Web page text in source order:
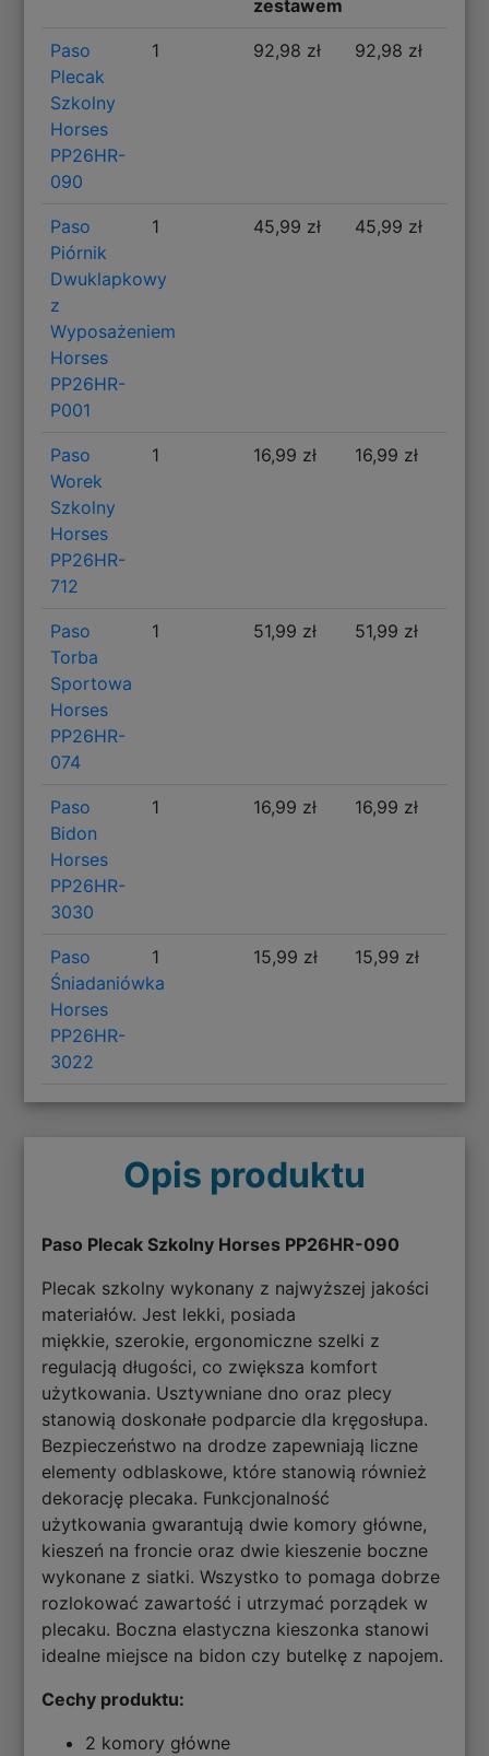
zestawem
Paso
Plecak
Szkolny
Horses
PP26HR-
090
1 92,98 zł 92,98 zł
Paso
Piórnik
Dwuklapkowy
z
Wyposażeniem
Horses
PP26HR-
P001
1 45,99 zł 45,99 zł
Paso
Worek
Szkolny
Horses
PP26HR-
712
1 16,99 zł 16,99 zł
Paso
Torba
Sportowa
Horses
PP26HR-
074
1 51,99 zł 51,99 zł
Paso
Bidon
Horses
PP26HR-
3030
1 16,99 zł 16,99 zł
Paso
Śniadaniówka
Horses
PP26HR-
3022
1 15,99 zł 15,99 zł
Opis produktu
Paso Plecak Szkolny Horses PP26HR-090
Plecak szkolny wykonany z najwyższej jakości
materiałów. Jest lekki, posiada
miękkie, szerokie, ergonomiczne szelki z
regulacją długości, co zwiększa komfort
użytkowania. Usztywniane dno oraz plecy
stanowią doskonałe podparcie dla kręgosłupa.
Bezpieczeństwo na drodze zapewniają liczne
elementy odblaskowe, które stanowią również
dekorację plecaka. Funkcjonalność
użytkowania gwarantują dwie komory główne,
kieszeń na froncie oraz dwie kieszenie boczne
wykonane z siatki. Wszystko to pomaga dobrze
rozlokować zawartość i utrzymać porządek w
plecaku. Boczna elastyczna kieszonka stanowi
idealne miejsce na bidon czy butelkę z napojem.
Cechy produktu:
2 komory główne